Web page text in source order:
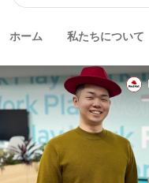
ホーム 私たちについて